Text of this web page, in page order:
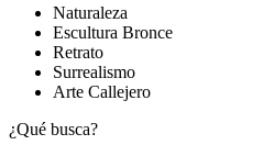
Naturaleza
Escultura Bronce
Retrato
Surrealismo
Arte Callejero
¿Qué busca?